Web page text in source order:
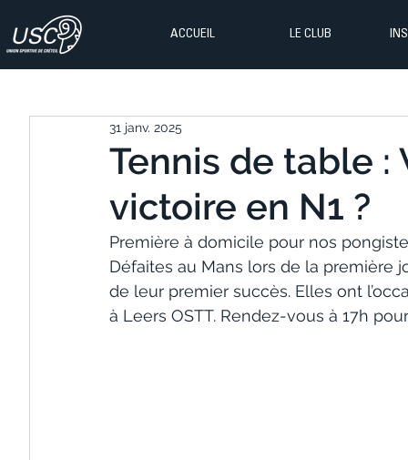
ACCUEIL LE CLUB
Tennis de table :
victoire en N1 ?
31 janv. 2025
Première à domicile pour nos
Défaites au Mans lors de la première
de leur premier succès. Elles ont
à Leers OSTT. Rendez-vous à 17h